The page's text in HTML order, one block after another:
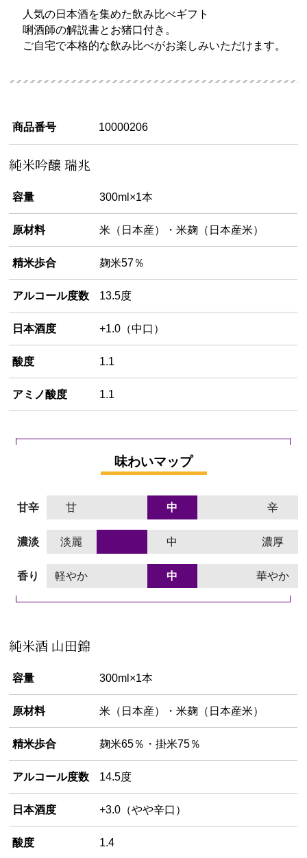
人気の日本酒を集めた飲み比べギフト
唎酒師の解説書とお猪口付き。
ご自宅で本格的な飲み比べがお楽しみいただけます。
商品番号 10000206
純米吟醸 瑞兆
容量 300ml×1本
原材料 米（日本産）・米麹（日本産米）
精米歩合 麹米57％
アルコール度数 13.5度
日本酒度 +1.0（中口）
酸度 1.1
アミノ酸度 1.1
味わいマップ
甘辛 甘 中 辛
濃淡 淡麗 中 濃厚
香り 軽やか 中 華やか
純米酒 山田錦
容量 300ml×1本
原材料 米（日本産）・米麹（日本産米）
精米歩合 麹米65％・掛米75％
アルコール度数 14.5度
日本酒度 +3.0（やや辛口）
酸度 1.4